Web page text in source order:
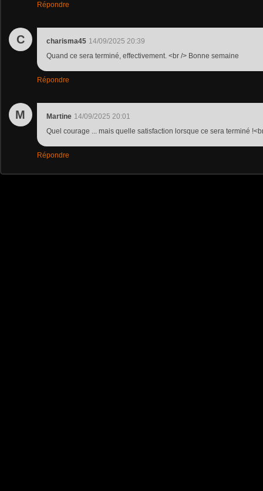
Répondre
C charisma45 14/09/2025 20:39
Quand ce sera terminé, effectivement. <br /> Bonne semaine
Répondre
M Martine 14/09/2025 20:01
Quel courage ... mais quelle satisfaction lorsque ce sera terminé
Répondre